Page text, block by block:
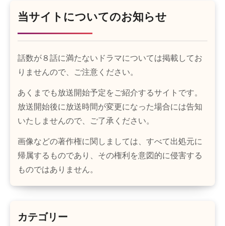
当サイトについてのお知らせ
話数が８話に満たないドラマについては掲載してお
りませんので、ご注意ください。
あくまでも放送開始予定をご紹介するサイトです。
放送開始後に放送時間が変更になった場合には告知
いたしませんので、ご了承ください。
画像などの著作権に関しましては、すべて出処元に
帰属するものであり、その権利を意図的に侵害する
ものではありません。
カテゴリー